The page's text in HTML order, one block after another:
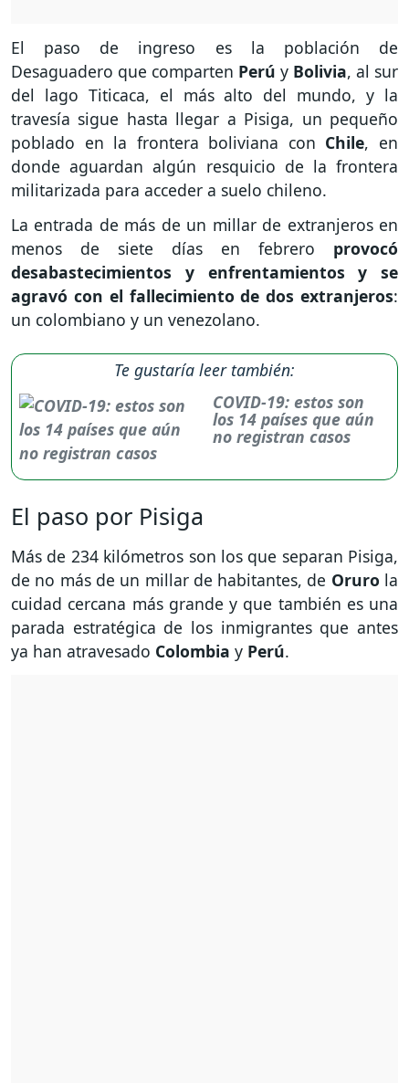
El paso de ingreso es la población de
Desaguadero que comparten Perú y Bolivia, al sur
del lago Titicaca, el más alto del mundo, y la
travesía sigue hasta llegar a Pisiga, un pequeño
poblado en la frontera boliviana con Chile, en
donde aguardan algún resquicio de la frontera
militarizada para acceder a suelo chileno.
La entrada de más de un millar de extranjeros en
menos de siete días en febrero provocó
desabastecimientos y enfrentamientos y se
agravó con el fallecimiento de dos extranjeros:
un colombiano y un venezolano.
Te gustaría leer también:
COVID-19: estos son
los 14 países que aún
no registran casos
El paso por Pisiga
Más de 234 kilómetros son los que separan Pisiga,
de no más de un millar de habitantes, de Oruro la
cuidad cercana más grande y que también es una
parada estratégica de los inmigrantes que antes
ya han atravesado Colombia y Perú.